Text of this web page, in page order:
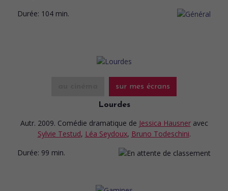
Durée: 104 min.
sur mes écrans
Lourdes
Autr. 2009. Comédie dramatique de Jessica Hausner avec
Sylvie Testud, Léa Seydoux, Bruno Todeschini.
Durée: 99 min.